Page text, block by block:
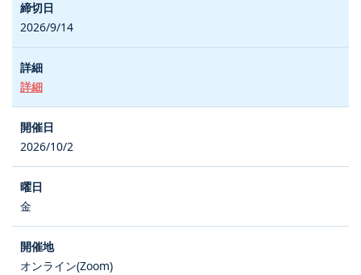
2026/9/14
詳細
2026/10/2
金
オンライン(Zoom)